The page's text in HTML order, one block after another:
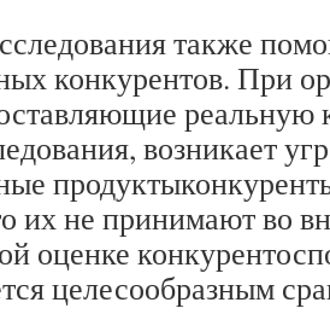
также
конкурентов. При
реальную
возникает
их не принимают во
оценке
целесообразным